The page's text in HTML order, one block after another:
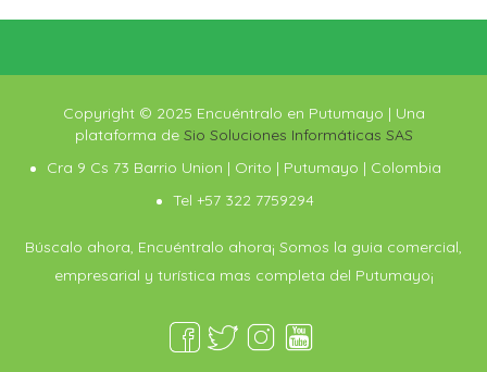
Copyright © 2025 Encuéntralo en Putumayo | Una
plataforma de Sio Soluciones Informáticas SAS
Cra 9 Cs 73 Barrio Union | Orito | Putumayo | Colombia
Tel +57 322 7759294
Búscalo ahora, Encuéntralo ahora¡ Somos la guia comercial,
empresarial y turística mas completa del Putumayo¡